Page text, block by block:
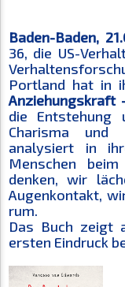
Baden-Baden,
36, die US-
Portland hat in
Anziehungskraft
die Entstehung
Charisma und
analysiert in
Menschen
denken, wir
Augenkontakt,
rum.
Das Buch zeigt
ersten Eindruck